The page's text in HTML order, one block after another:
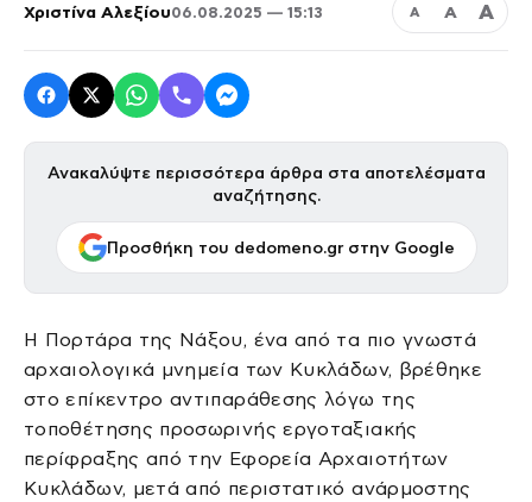
Χριστίνα Αλεξίου06.08.2025 — 15:13 Α Α Α
Ανακαλύψτε περισσότερα άρθρα στα αποτελέσματα
αναζήτησης.
Προσθήκη του dedomeno.gr στην Google
Η Πορτάρα της Νάξου, ένα από τα πιο γνωστά
αρχαιολογικά μνημεία των Κυκλάδων, βρέθηκε
στο επίκεντρο αντιπαράθεσης λόγω της
τοποθέτησης προσωρινής εργοταξιακής
περίφραξης από την Εφορεία Αρχαιοτήτων
Κυκλάδων, μετά από περιστατικό ανάρμοστης